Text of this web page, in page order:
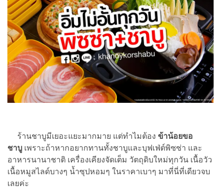
ร้านชาบูมีเยอะแยะมากมาย แต่ทำไมต้อง ข้าน้อยขอ
ชาบู เพราะถ้าหากอยากทานทั้งชาบูและบุฟเฟ่ต์พิซซ่า และ
อาหารนานาชาติ เครื่องเคียงจัดเต็ม วัตถุดิบใหม่ทุกวัน เนื้อวัว
เนื้อหมูสไลด์บางๆ น้ำซุปหอมๆ ในราคาเบาๆ มาที่นี่ที่เดียวจบ
เลยค่ะ